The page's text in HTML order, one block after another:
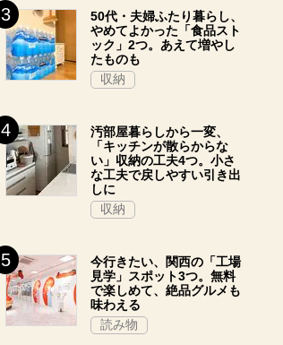
50代・夫婦ふたり暮らし、
やめてよかった「食品スト
ック」2つ。あえて増やし
たものも
収納
汚部屋暮らしから一変、
「キッチンが散らからな
い」収納の工夫4つ。小さ
な工夫で戻しやすい引き出
しに
収納
今行きたい、関西の「工場
見学」スポット3つ。無料
で楽しめて、絶品グルメも
味わえる
読み物